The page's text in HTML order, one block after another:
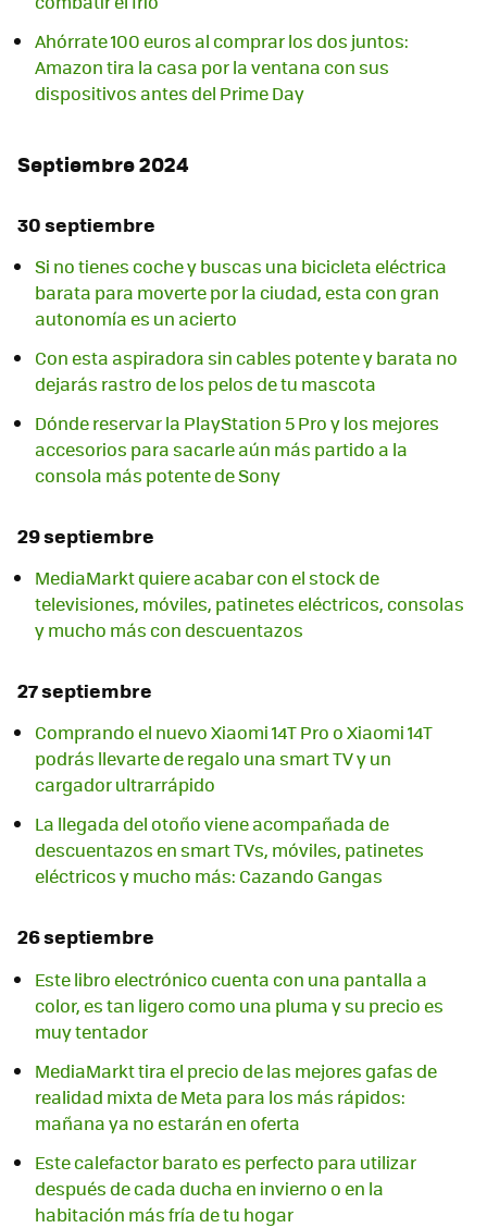
Ahórrate 100 euros al comprar los dos juntos:
Amazon tira la casa por la ventana con sus
dispositivos antes del Prime Day
Septiembre 2024
30 septiembre
Si no tienes coche y buscas una bicicleta eléctrica
barata para moverte por la ciudad, esta con gran
autonomía es un acierto
Con esta aspiradora sin cables potente y barata no
dejarás rastro de los pelos de tu mascota
Dónde reservar la PlayStation 5 Pro y los mejores
accesorios para sacarle aún más partido a la
consola más potente de Sony
29 septiembre
MediaMarkt quiere acabar con el stock de
televisiones, móviles, patinetes eléctricos, consolas
y mucho más con descuentazos
27 septiembre
Comprando el nuevo Xiaomi 14T Pro o Xiaomi 14T
podrás llevarte de regalo una smart TV y un
cargador ultrarrápido
La llegada del otoño viene acompañada de
descuentazos en smart TVs, móviles, patinetes
eléctricos y mucho más: Cazando Gangas
26 septiembre
Este libro electrónico cuenta con una pantalla a
color, es tan ligero como una pluma y su precio es
muy tentador
MediaMarkt tira el precio de las mejores gafas de
realidad mixta de Meta para los más rápidos:
mañana ya no estarán en oferta
Este calefactor barato es perfecto para utilizar
después de cada ducha en invierno o en la
habitación más fría de tu hogar